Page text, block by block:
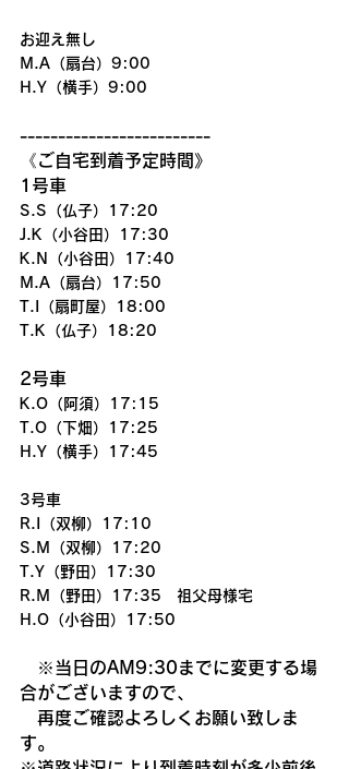
お迎え無し
M.A（扇台）9:00
H.Y（横手）9:00
-------------------------
《ご自宅到着予定時間》
1号車
S.S（仏子）17:20
J.K（小谷田）17:30
K.N（小谷田）17:40
M.A（扇台）17:50
T.I（扇町屋）18:00
T.K（仏子）18:20
2号車
K.O（阿須）17:15
T.O（下畑）17:25
H.Y（横手）17:45
3号車
R.I（双柳）17:10
S.M（双柳）17:20
T.Y（野田）17:30
R.M（野田）17:35　祖父母様宅
H.O（小谷田）17:50
※当日のAM9:30までに変更する場
合がございますので、
再度ご確認よろしくお願い致しま
す。